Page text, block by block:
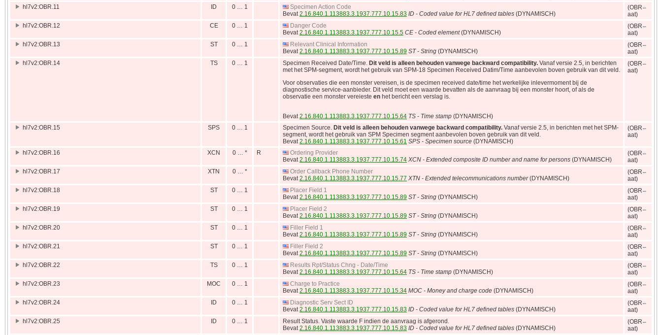
hl7v2:OBR.11
ID 0 … 1
Specimen Action Code
Bevat2.16.840.1.113883.3.1937.777.10.15.83 ID - Coded value for HL7 defined tables (DYNAMISCH)
(OBR
aat)
hl7v2:OBR.12
CE 0 … 1
Danger Code
Bevat2.16.840.1.113883.3.1937.777.10.15.5 CE - Coded element(DYNAMISCH)
(OBR
aat)
hl7v2:OBR.13
ST 0 … 1
Relevant Clinical Information
Bevat2.16.840.1.113883.3.1937.777.10.15.89 ST - String (DYNAMISCH)
(OBR
aat)
hl7v2:OBR.14
TS 0 … 1 Specimen Received Date/Time. Dit veld is alleen behouden vanwege backward compatibility. Vanaf versie 2.5, in berichten
met het SPM-segment, wordt het gebruik van SPM-18 Specimen Received Datim/Time aanbevolen boven gebruik van dit veld.
Voor observaties die een monster vereisen, is de specimen received date/time het werkelijke inlevermoment bij de
diagnostische service-aanbieder. Dit veld moet een waarde bevatten als de aanvraag bij een monster hoort, of als de
observatie een monster vereieste en het bericht een verslag is.
Bevat2.16.840.1.113883.3.1937.777.10.15.64 TS - Time stamp (DYNAMISCH)
(OBR
aat)
hl7v2:OBR.15 SPS 0 … 1 Specimen Source. Dit veld is alleen behouden vanwege backward compatibility. Vanaf versie 2.5, in berichten met het SPM-
segment, wordt het gebruik van SPM Specimen segment aanbevolen boven gebruik van dit veld.
Bevat2.16.840.1.113883.3.1937.777.10.15.61 SPS - Specimen source (DYNAMISCH)
(OBR
aat)
hl7v2:OBR.16 XCN 0 … * R
Ordering Provider
Bevat2.16.840.1.113883.3.1937.777.10.15.74 XCN - Extended composite ID number and name for persons (DYNAMISCH)
(OBR
aat)
hl7v2:OBR.17
XTN 0 … *
Order Callback Phone Number
Bevat2.16.840.1.113883.3.1937.777.10.15.77 XTN - Extended telecommunications number(DYNAMISCH)
(OBR
aat)
hl7v2:OBR.18
ST 0 … 1
Placer Field 1
Bevat2.16.840.1.113883.3.1937.777.10.15.89 ST - String (DYNAMISCH)
(OBR
aat)
hl7v2:OBR.19
ST 0 … 1
Placer Field 2
Bevat2.16.840.1.113883.3.1937.777.10.15.89 ST - String (DYNAMISCH)
(OBR
aat)
hl7v2:OBR.20
ST 0 … 1
Filler Field 1
Bevat2.16.840.1.113883.3.1937.777.10.15.89 ST - String (DYNAMISCH)
(OBR
aat)
hl7v2:OBR.21
ST 0 … 1
Filler Field 2
Bevat2.16.840.1.113883.3.1937.777.10.15.89 ST - String (DYNAMISCH)
(OBR
aat)
hl7v2:OBR.22
TS 0 … 1
Results Rpt/Status Chng - Date/Time
Bevat2.16.840.1.113883.3.1937.777.10.15.64 TS - Time stamp (DYNAMISCH)
(OBR
aat)
hl7v2:OBR.23
MOC 0 … 1
Charge to Practice
Bevat2.16.840.1.113883.3.1937.777.10.15.34 MOC - Money and charge code (DYNAMISCH)
(OBR
aat)
hl7v2:OBR.24
ID 0 … 1
Diagnostic Serv Sect ID
Bevat2.16.840.1.113883.3.1937.777.10.15.83 ID - Coded value for HL7 defined tables (DYNAMISCH)
(OBR
aat)
hl7v2:OBR.25
ID 0 … 1
Result Status. Vaste waarde F indien de aanvraag is afgerond.
Bevat2.16.840.1.113883.3.1937.777.10.15.83 ID - Coded value for HL7 defined tables (DYNAMISCH)
(OBR
aat)